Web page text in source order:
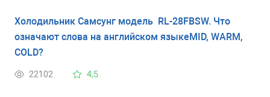
Холодильник Самсунг модель RL-28FBSW. Что
означают слова на английском языкеMID, WARM,
COLD?
22102 4,5